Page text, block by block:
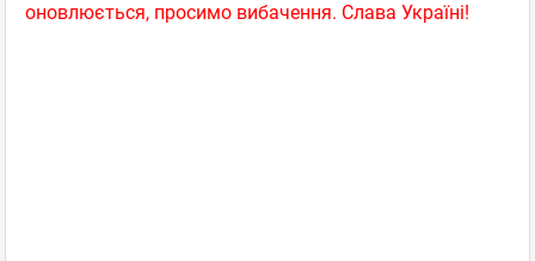
оновлюється, просимо вибачення. Слава Україні!